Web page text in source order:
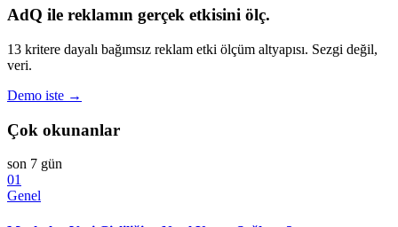
AdQ ile reklamın gerçek etkisini ölç.
13 kritere dayalı bağımsız reklam etki ölçüm altyapısı. Sezgi değil,
veri.
Demo iste →
Çok okunanlar
son 7 gün
01
Genel